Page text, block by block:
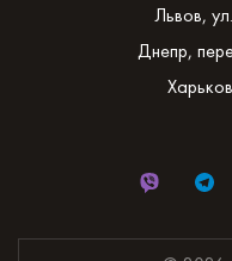
Львов,
Днепр,